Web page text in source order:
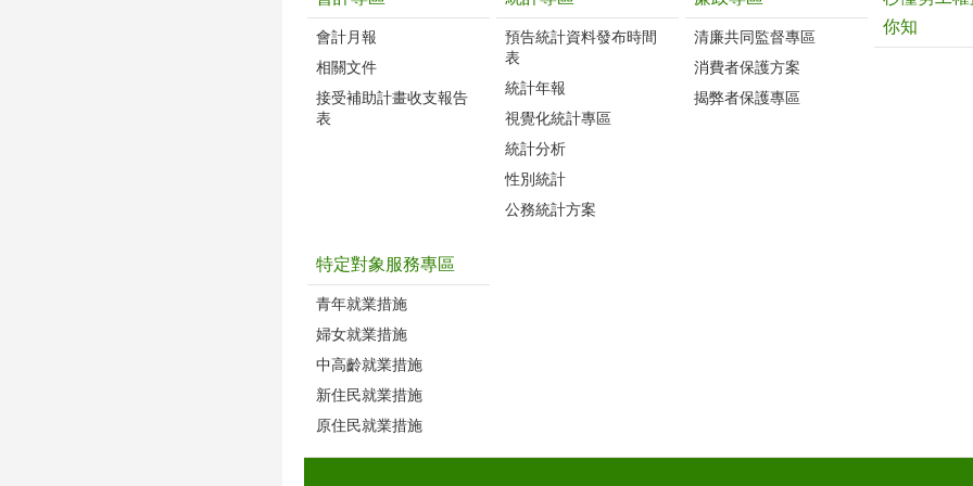
會計月報
相關文件
接受補助計畫收支報告
表
預告統計資料發布時間
表
統計年報
視覺化統計專區
統計分析
性別統計
公務統計方案
清廉共同監督專區
消費者保護方案
揭弊者保護專區
你知
特定對象服務專區
青年就業措施
婦女就業措施
中高齡就業措施
新住民就業措施
原住民就業措施